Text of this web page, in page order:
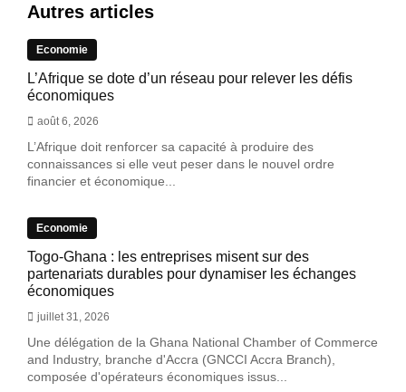
Autres articles
Economie
L’Afrique se dote d’un réseau pour relever les défis
économiques
août 6, 2026
L’Afrique doit renforcer sa capacité à produire des
connaissances si elle veut peser dans le nouvel ordre
financier et économique...
Economie
Togo-Ghana : les entreprises misent sur des
partenariats durables pour dynamiser les échanges
économiques
juillet 31, 2026
Une délégation de la Ghana National Chamber of Commerce
and Industry, branche d'Accra (GNCCI Accra Branch),
composée d'opérateurs économiques issus...